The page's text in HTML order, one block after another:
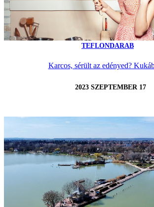
TEFLONDARAB
Karcos, sérült az edényed?
2023 SZEPTEMBER 17